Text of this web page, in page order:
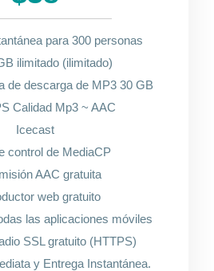
para 300 personas
ilimitado (ilimitado)
de descarga de MP3 30 GB
Calidad Mp3 ~ AAC
Icecast
control de MediaCP
AAC gratuita
web gratuito
las aplicaciones móviles
SSL gratuito (HTTPS)
y Entrega Instantánea.